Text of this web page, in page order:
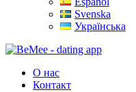
Svenska
Українська
О нас
Контакт